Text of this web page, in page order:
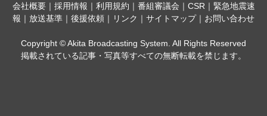
会社概要｜ 採用情報 ｜ 利用規約 ｜ 番組審議会 ｜ CSR｜ 緊急地震速
報 ｜ 放送基準 ｜ 後援依頼 ｜ リンク ｜ サイトマップ｜ お問い合わせ
Copyright © Akita Broadcasting System. All Rights Reserved
掲載されている記事・写真等すべての無断転載を禁じます。